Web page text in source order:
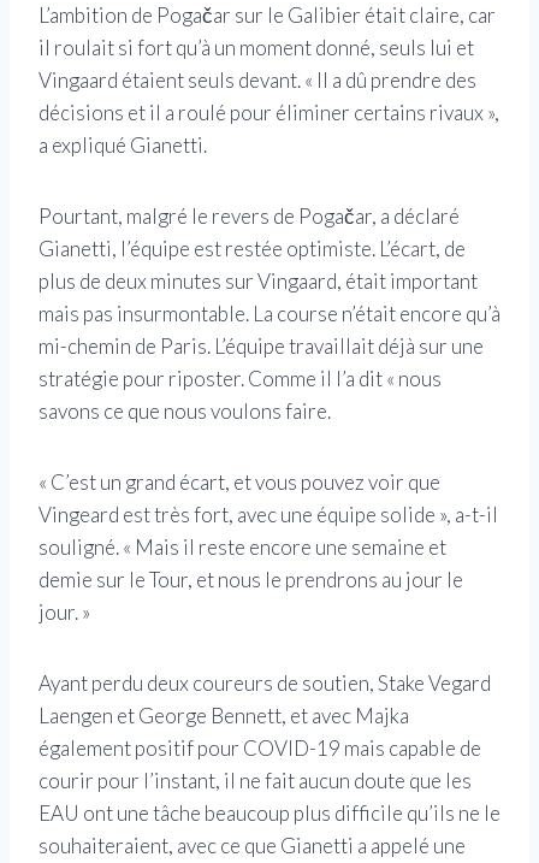
L’ambition de Pogačar sur le Galibier était claire, car
il roulait si fort qu’à un moment donné, seuls lui et
Vingaard étaient seuls devant. « Il a dû prendre des
décisions et il a roulé pour éliminer certains rivaux »,
a expliqué Gianetti.
Pourtant, malgré le revers de Pogačar, a déclaré
Gianetti, l’équipe est restée optimiste. L’écart, de
plus de deux minutes sur Vingaard, était important
mais pas insurmontable. La course n’était encore qu’à
mi-chemin de Paris. L’équipe travaillait déjà sur une
stratégie pour riposter. Comme il l’a dit « nous
savons ce que nous voulons faire.
« C’est un grand écart, et vous pouvez voir que
Vingeard est très fort, avec une équipe solide », a-t-il
souligné. « Mais il reste encore une semaine et
demie sur le Tour, et nous le prendrons au jour le
jour. »
Ayant perdu deux coureurs de soutien, Stake Vegard
Laengen et George Bennett, et avec Majka
également positif pour COVID-19 mais capable de
courir pour l’instant, il ne fait aucun doute que les
EAU ont une tâche beaucoup plus difficile qu’ils ne le
souhaiteraient, avec ce que Gianetti a appelé une